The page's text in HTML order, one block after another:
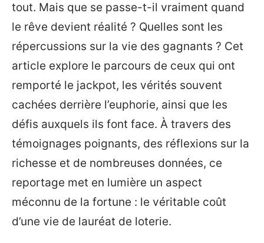
tout. Mais que se passe-t-il vraiment quand
le rêve devient réalité ? Quelles sont les
répercussions sur la vie des gagnants ? Cet
article explore le parcours de ceux qui ont
remporté le jackpot, les vérités souvent
cachées derrière l’euphorie, ainsi que les
défis auxquels ils font face. À travers des
témoignages poignants, des réflexions sur la
richesse et de nombreuses données, ce
reportage met en lumière un aspect
méconnu de la fortune : le véritable coût
d’une vie de lauréat de loterie.